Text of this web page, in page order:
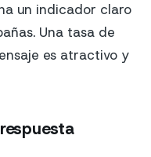
un indicador claro
Una tasa de
es atractivo y